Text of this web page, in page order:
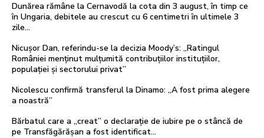
Dunărea rămâne la Cernavodă la cota din 3 august, în timp ce
în Ungaria, debitele au crescut cu 6 centimetri în ultimele 3
zile...
Nicușor Dan, referindu-se la decizia Moody’s: „Ratingul
României menținut mulțumită contribuțiilor instituțiilor,
populației și sectorului privat”
Nicolescu confirmă transferul la Dinamo: „A fost prima alegere
a noastră”
Bărbatul care a „creat” o declarație de iubire pe o stâncă de
pe Transfăgărășan a fost identificat…